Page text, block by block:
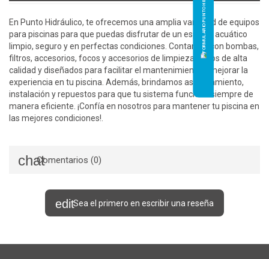
En Punto Hidráulico, te ofrecemos una amplia variedad de equipos
para piscinas para que puedas disfrutar de un espacio acuático
limpio, seguro y en perfectas condiciones. Contamos con bombas,
filtros, accesorios, focos y accesorios de limpieza, todos de alta
calidad y diseñados para facilitar el mantenimiento y mejorar la
experiencia en tu piscina. Además, brindamos asesoramiento,
instalación y repuestos para que tu sistema funcione siempre de
manera eficiente. ¡Confía en nosotros para mantener tu piscina en
las mejores condiciones!.
Comentarios (0)
Sea el primero en escribir una reseña